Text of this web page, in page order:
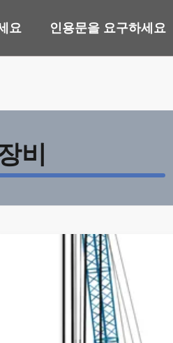
요 인용문을 요구하세요
비